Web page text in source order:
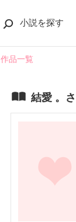
小説を探す
作品一覧
結愛 。